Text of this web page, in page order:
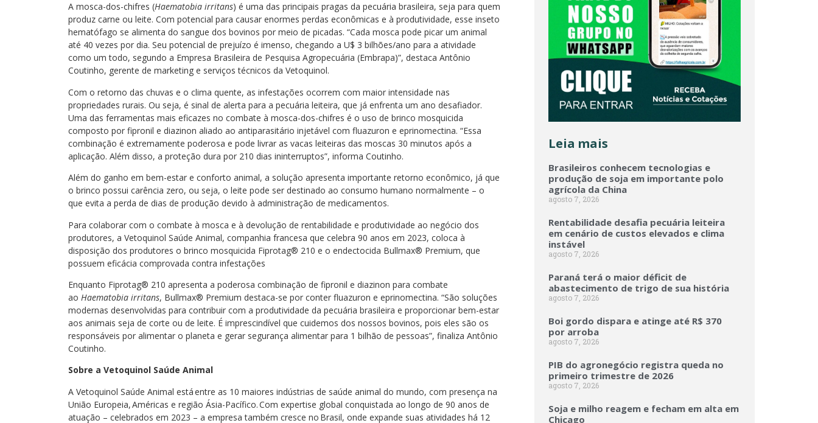
A mosca-dos-chifres (Haematobia irritans) é uma das principais pragas da pecuária brasileira, seja para quem
produz carne ou leite. Com potencial para causar enormes perdas econômicas e à produtividade, esse inseto
hematófago se alimenta do sangue dos bovinos por meio de picadas. “Cada mosca pode picar um animal
até 40 vezes por dia. Seu potencial de prejuízo é imenso, chegando a U$ 3 bilhões/ano para a atividade
como um todo, segundo a Empresa Brasileira de Pesquisa Agropecuária (Embrapa)”, destaca Antônio
Coutinho, gerente de marketing e serviços técnicos da Vetoquinol.
Com o retorno das chuvas e o clima quente, as infestações ocorrem com maior intensidade nas
propriedades rurais. Ou seja, é sinal de alerta para a pecuária leiteira, que já enfrenta um ano desafiador.
Uma das ferramentas mais eficazes no combate à mosca-dos-chifres é o uso de brinco mosquicida
composto por fipronil e diazinon aliado ao antiparasitário injetável com fluazuron e eprinomectina. “Essa
combinação é extremamente poderosa e pode livrar as vacas leiteiras das moscas 30 minutos após a
aplicação. Além disso, a proteção dura por 210 dias ininterruptos”, informa Coutinho.
Além do ganho em bem-estar e conforto animal, a solução apresenta importante retorno econômico, já que
o brinco possui carência zero, ou seja, o leite pode ser destinado ao consumo humano normalmente – o
que evita a perda de dias de produção devido à administração de medicamentos.
Para colaborar com o combate à mosca e à devolução de rentabilidade e produtividade ao negócio dos
produtores, a Vetoquinol Saúde Animal, companhia francesa que celebra 90 anos em 2023, coloca à
disposição dos produtores o brinco mosquicida Fiprotag® 210 e o endectocida Bullmax® Premium, que
possuem eficácia comprovada contra infestações
Enquanto Fiprotag® 210 apresenta a poderosa combinação de fipronil e diazinon para combate
ao Haematobia irritans, Bullmax® Premium destaca-se por conter fluazuron e eprinomectina. “São soluções
modernas desenvolvidas para contribuir com a produtividade da pecuária brasileira e proporcionar bem-estar
aos animais seja de corte ou de leite. É imprescindível que cuidemos dos nossos bovinos, pois eles são os
responsáveis por alimentar o planeta e gerar segurança alimentar para 1 bilhão de pessoas”, finaliza Antônio
Coutinho.
Sobre a Vetoquinol Saúde Animal
A Vetoquinol Saúde Animal está entre as 10 maiores indústrias de saúde animal do mundo, com presença na
União Europeia, Américas e região Ásia-Pacífico. Com expertise global conquistada ao longo de 90 anos de
atuação – celebrados em 2023 – a empresa também cresce no Brasil, onde expande suas atividades há 12
Leia mais
Brasileiros conhecem tecnologias e
produção de soja em importante polo
agrícola da China
agosto 7, 2026
Rentabilidade desafia pecuária leiteira
em cenário de custos elevados e clima
instável
agosto 7, 2026
Paraná terá o maior déficit de
abastecimento de trigo de sua história
agosto 7, 2026
Boi gordo dispara e atinge até R$ 370
por arroba
agosto 7, 2026
PIB do agronegócio registra queda no
primeiro trimestre de 2026
agosto 7, 2026
Soja e milho reagem e fecham em alta em
Chicago